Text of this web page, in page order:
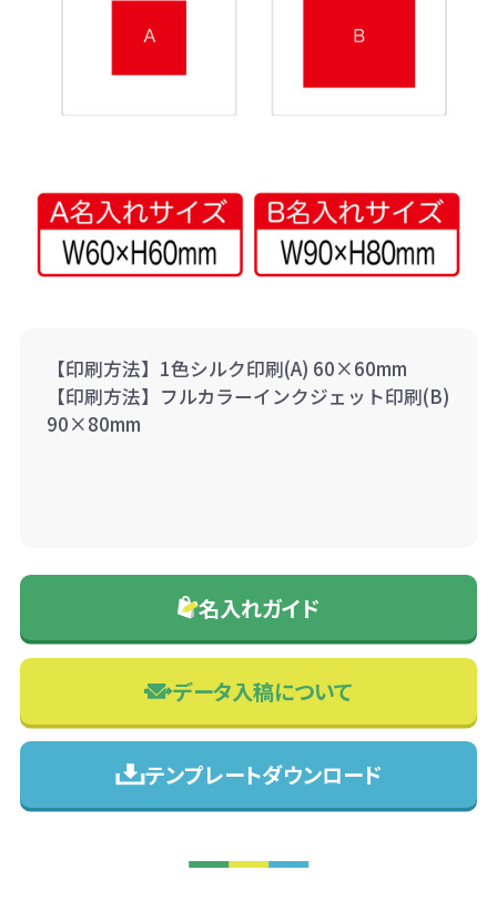
【印刷方法】1色シルク印刷(A) 60×60mm
【印刷方法】フルカラーインクジェット印刷(B)
90×80mm
名入れガイド
データ入稿について
テンプレートダウンロード